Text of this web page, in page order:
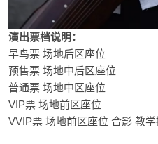
演出票档说明：
早鸟票 场地后区座位
预售票 场地中后区座位
普通票 场地中区座位
VIP票 场地前区座位
VVIP票 场地前区座位 合影 教